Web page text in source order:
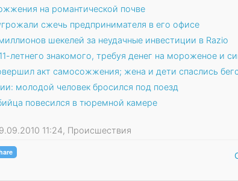
на романтической почве
сжечь предпринимателя в его офисе
шекелей за неудачные инвестиции в Razio
летнего знакомого, требуя денег на мороженое и
акт самосожжения; жена и дети спаслись
молодой человек бросился под поезд
повесился в тюремной камере
11:24, Происшествия